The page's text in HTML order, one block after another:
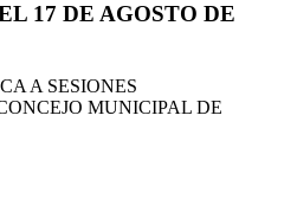
17 DE AGOSTO DE
A SESIONES
MUNICIPAL DE